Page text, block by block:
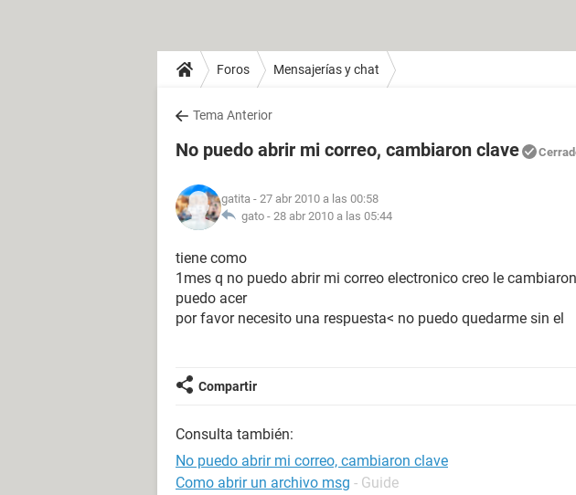
Foros Mensajerías y chat
Tema Anterior
No puedo abrir mi correo, cambiaron clave
gatita - 27 abr 2010 a las 00:58
gato - 28 abr 2010 a las 05:44
tiene como
1mes q no puedo abrir mi correo electronico creo le
puedo acer
por favor necesito una respuesta< no puedo quedarme sin el
Compartir
Consulta también:
No puedo abrir mi correo, cambiaron clave
Como abrir un archivo msg - Guide